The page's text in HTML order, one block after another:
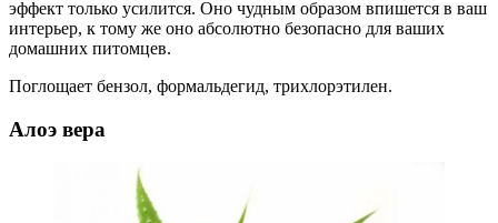
эффект только усилится. Оно чудным образом впишется в ваш
интерьер, к тому же оно абсолютно безопасно для ваших
домашних питомцев.
Поглощает бензол, формальдегид, трихлорэтилен.
Алоэ вера